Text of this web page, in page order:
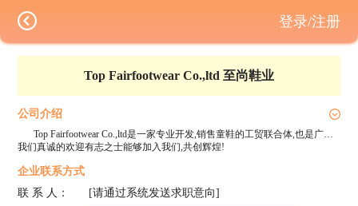
Top Fairfootwear Co.,ltd 至尚鞋业
公司介绍
Top Fairfootwear Co.,ltd是一家专业开发,销售童鞋的工贸联合体,也是广东省内专业对外销售童鞋公司之一。公司有强大的开发和设计能力,依托国外设计师的开发能力,和国内强大的生产能力,赢得对外客人的一致好评。
我们真诚的欢迎有志之士能够加入我们,共创辉煌!
企业联系方式
联 系 人：
[请通过系统发送求职意向]
登录/注册